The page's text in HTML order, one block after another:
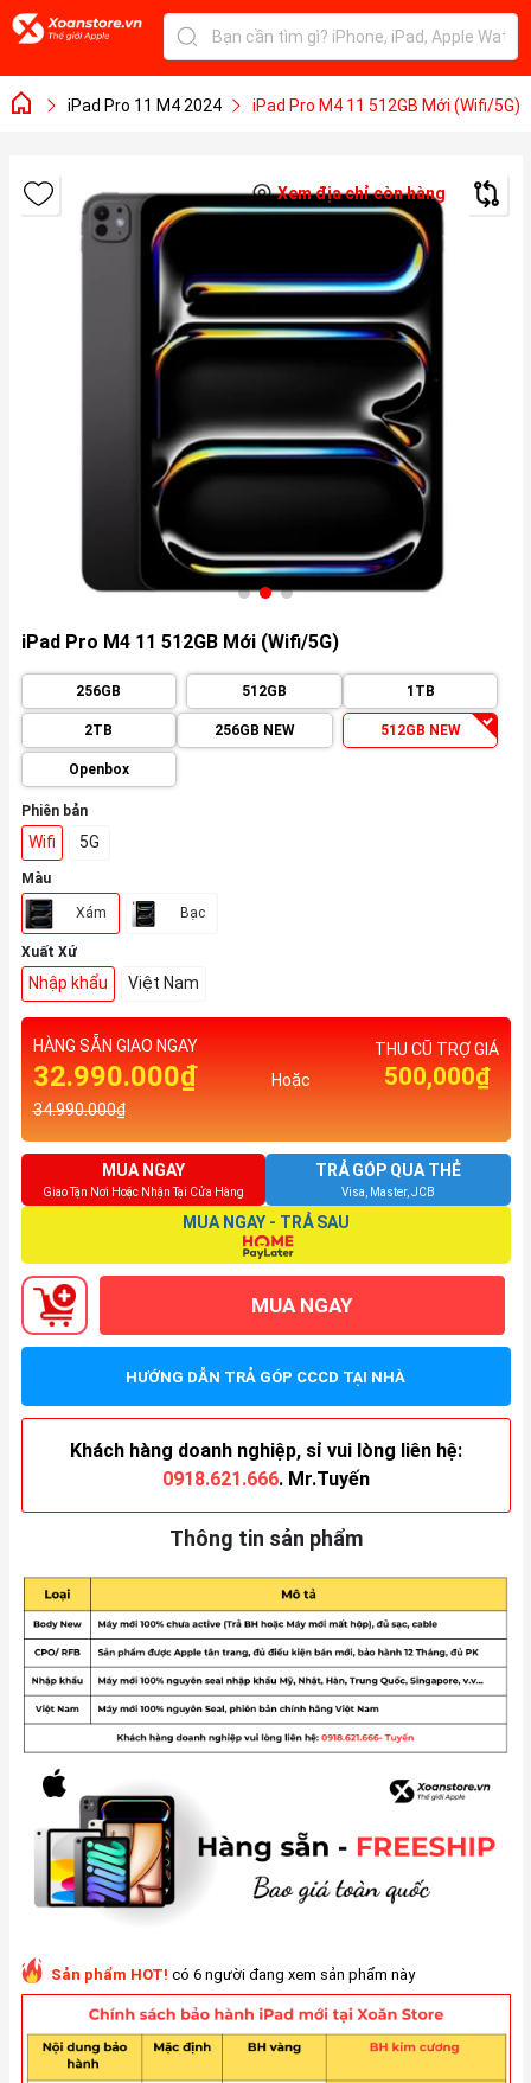
iPad Pro 11 M4 2024 iPad Pro M4 11 512GB Mới (Wifi/5G)
Xem địa chỉ còn hàng
iPad Pro M4 11 512GB Mới (Wifi/5G)
256GB 512GB 1TB
2TB 256GB NEW 512GB NEW
Openbox
Phiên bản
Wifi 5G
Màu
Xám Bạc
Xuất Xứ
Nhập khẩu Việt Nam
HÀNG SẴN GIAO NGAY
32.990.000₫
34.990.000₫
Hoặc
THU CŨ TRỢ GIÁ
500,000₫
MUA NGAY
Giao Tận Nơi Hoặc Nhận Tại Cửa Hàng
TRẢ GÓP QUA THẺ
Visa, Master, JCB
MUA NGAY - TRẢ SAU
MUA NGAY
HƯỚNG DẪN TRẢ GÓP CCCD TẠI NHÀ
Khách hàng doanh nghiệp, sỉ vui lòng liên hệ:
0918.621.666. Mr.Tuyến
Thông tin sản phẩm
Sản phẩm HOT! có 6 người đang xem sản phẩm này